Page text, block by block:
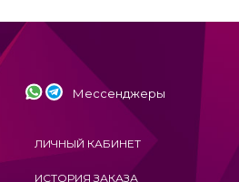
Мессенджеры
ЛИЧНЫЙ КАБИНЕТ
ИСТОРИЯ ЗАКАЗА